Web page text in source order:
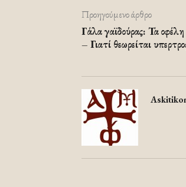
Προηγούμενο άρθρο
Γάλα γαϊδούρας: Τα
– Γιατί θεωρείται